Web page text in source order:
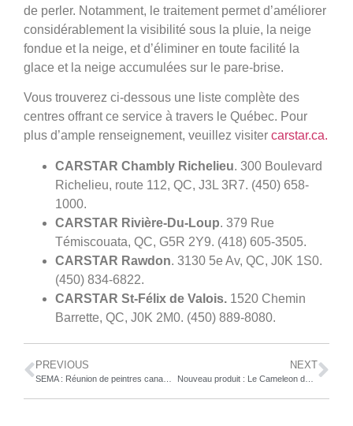
de perler. Notamment, le traitement permet d’améliorer
considérablement la visibilité sous la pluie, la neige
fondue et la neige, et d’éliminer en toute facilité la
glace et la neige accumulées sur le pare-brise.
Vous trouverez ci-dessous une liste complète des
centres offrant ce service à travers le Québec. Pour
plus d’ample renseignement, veuillez visiter carstar.ca.
CARSTAR Chambly Richelieu. 300 Boulevard
Richelieu, route 112, QC, J3L 3R7. (450) 658-
1000.
CARSTAR Rivière-Du-Loup. 379 Rue
Témiscouata, QC, G5R 2Y9. (418) 605-3505.
CARSTAR Rawdon. 3130 5e Av, QC, J0K 1S0.
(450) 834-6822.
CARSTAR St-Félix de Valois. 1520 Chemin
Barrette, QC, J0K 2M0. (450) 889-8080.
PREVIOUS NEXT
Nouveau produit : Le Cameleon de Celette